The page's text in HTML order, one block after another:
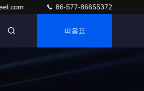
86-577-86655372
따옴표